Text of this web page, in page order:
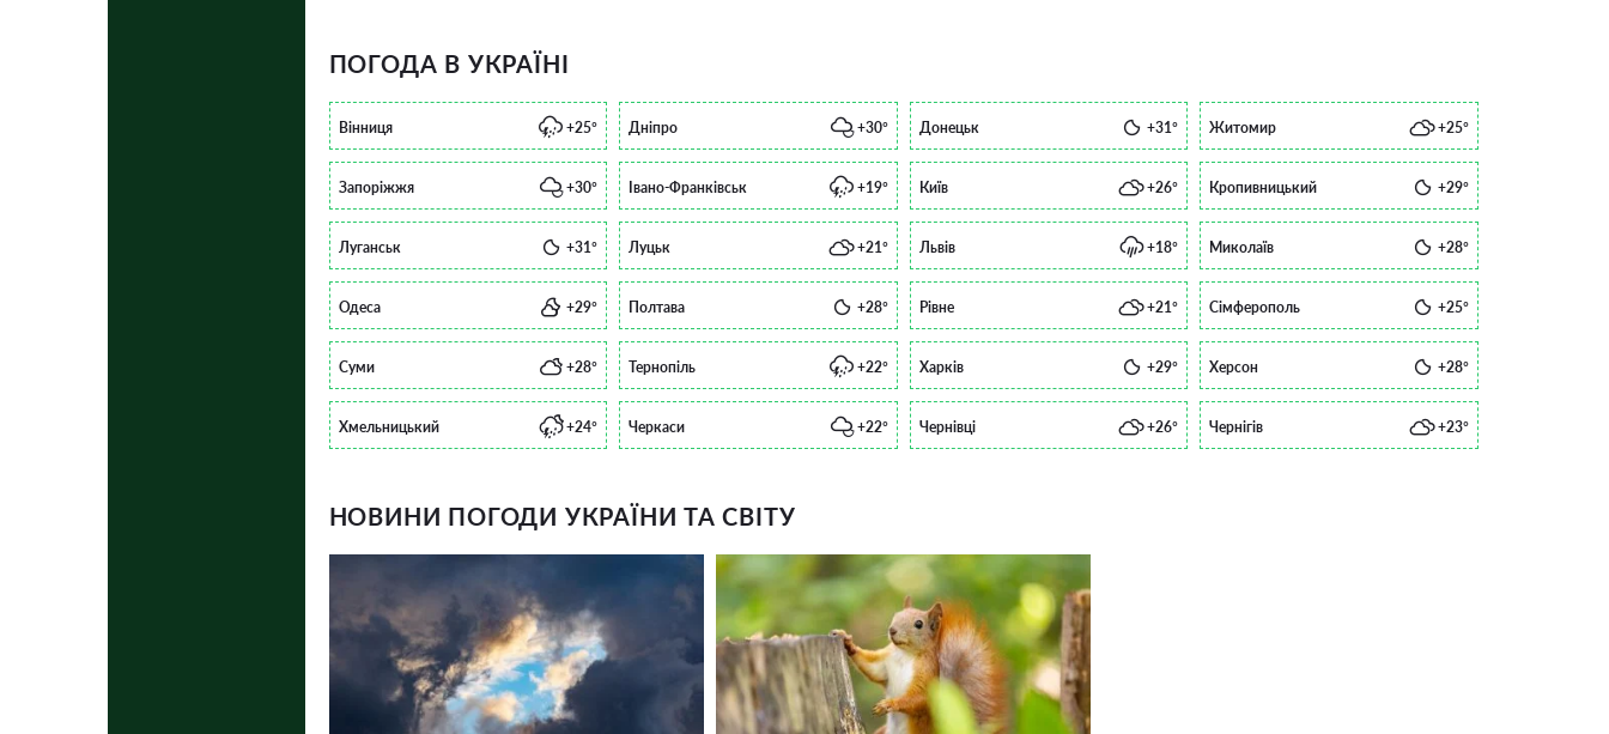
ПОГОДА В УКРАЇНІ
Вінниця +25° Дніпро +30° Донецьк +31° Житомир +25°
Запоріжжя +30° Івано-Франківськ +19° Київ +26° Кропивницький +29°
Луганськ +31° Луцьк +21° Львів +18° Миколаїв +28°
Одеса +29° Полтава +28° Рівне +21° Сімферополь +25°
Суми +28° Тернопіль +22° Харків +29° Херсон +28°
Хмельницький +24° Черкаси +22° Чернівці +26° Чернігів +23°
НОВИНИ ПОГОДИ УКРАЇНИ ТА СВІТУ